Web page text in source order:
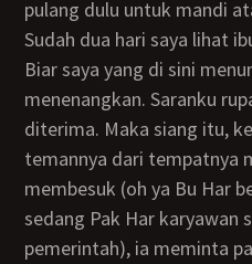
pulang dulu untuk mandi
Sudah dua hari saya lihat ibu tidak sempat mandi.
Biar saya yang di sini
menenangkan. Saranku
diterima. Maka siang itu,
temannya dari tempatnya
membesuk (oh ya Bu Har
sedang Pak Har karyawan
pemerintah), ia meminta